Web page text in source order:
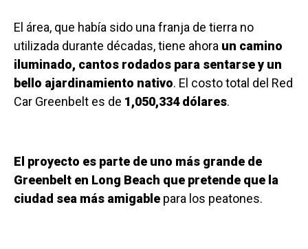
El área, que había sido una franja de tierra no
utilizada durante décadas, tiene ahora un camino
iluminado, cantos rodados para sentarse y un
bello ajardinamiento nativo. El costo total del Red
Car Greenbelt es de 1,050,334 dólares.
El proyecto es parte de uno más grande de
Greenbelt en Long Beach que pretende que la
ciudad sea más amigable para los peatones.